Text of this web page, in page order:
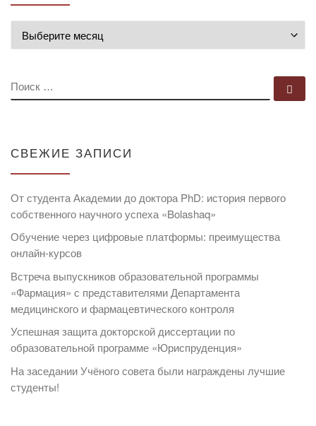
ПОИСК
СВЕЖИЕ ЗАПИСИ
От студента Академии до доктора PhD: история первого
собственного научного успеха «Bolashaq»
Обучение через цифровые платформы: преимущества
онлайн-курсов
Встреча выпускников образовательной программы
«Фармация» с представителями Департамента
медицинского и фармацевтического контроля
Успешная защита докторской диссертации по
образовательной программе «Юриспруденция»
На заседании Учёного совета были награждены лучшие
студенты!